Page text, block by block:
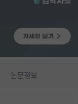
논문정보